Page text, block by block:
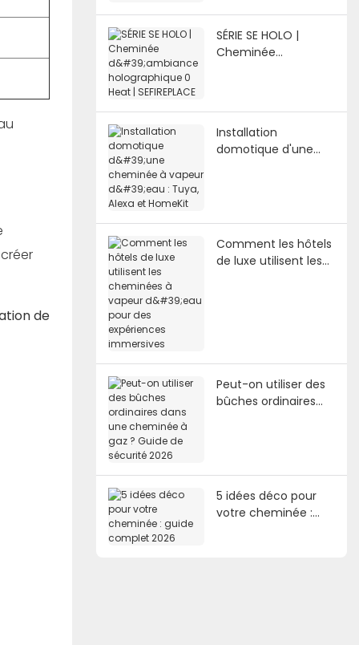
de
SÉRIE SE HOLO |
Cheminée
Installation
domotique d'une
Comment les hôtels
de luxe utilisent les
Peut-on utiliser des
bûches ordinaires
5 idées déco pour
votre cheminée :